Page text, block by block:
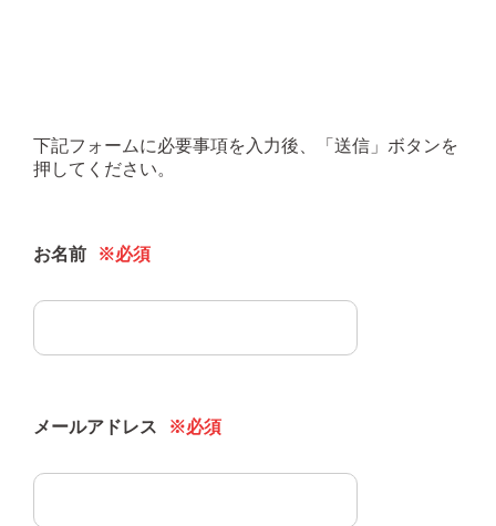
下記フォームに必要事項を入力後、「送信」ボタンを
押してください。
お名前 ※必須
メールアドレス ※必須